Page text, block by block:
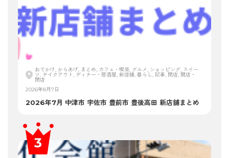
おでかけ, からあげ, まとめ, カフェ・喫茶, グルメ, ショッピング, スイー
ツ, テイクアウト, ディナー・居酒屋, 新店舗, 暮らし, 記事, 閉店, 開店・
閉店
2026年8月7日
2026年7月 中津市 宇佐市 豊前市 豊後高田 新店舗まとめ